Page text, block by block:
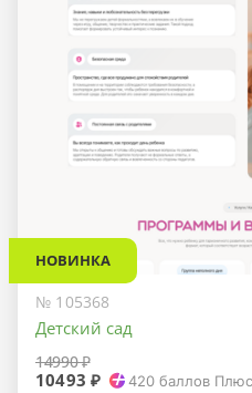
НОВИНКА
№ 105368
Детский сад
14990 ₽
10493 ₽ 420 баллов